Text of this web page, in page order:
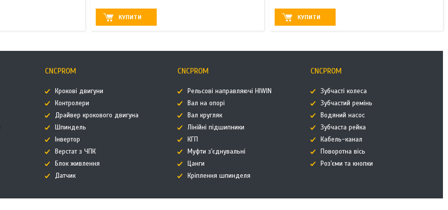
КУПИТИ КУПИТИ
CNCPROM
Крокові двигуни
Контролери
Драйвер крокового двигуна
Шпиндель
Інвертор
Верстат з ЧПК
Блок живлення
Датчик
CNCPROM
Рельсові направляючі HIWIN
Вал на опорі
Вал кругляк
Лінійні підшипники
КГП
Муфти з'єднувальні
Цанги
Кріплення шпинделя
CNCPROM
Зубчасті колеса
Зубчастий ремінь
Водяний насос
Зубчаста рейка
Кабель-канал
Поворотна вісь
Роз'єми та кнопки